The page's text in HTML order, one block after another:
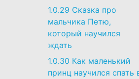
1.0.29 Сказка про
мальчика Петю,
который научился
ждать
1.0.30 Как маленький
принц научился спать